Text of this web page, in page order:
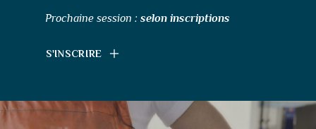
Prochaine session : selon inscriptions
S'INSCRIRE